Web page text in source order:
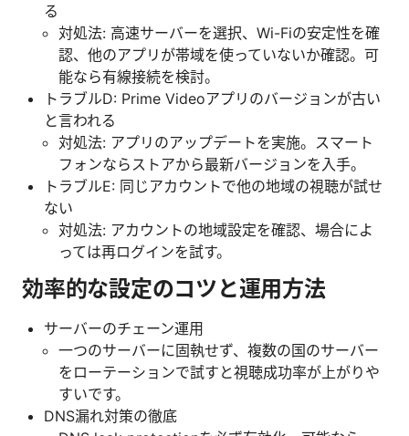
る
対処法: 高速サーバーを選択、Wi-Fiの安定性を確
認、他のアプリが帯域を使っていないか確認。可
能なら有線接続を検討。
トラブルD: Prime Videoアプリのバージョンが古い
と言われる
対処法: アプリのアップデートを実施。スマート
フォンならストアから最新バージョンを入手。
トラブルE: 同じアカウントで他の地域の視聴が試せ
ない
対処法: アカウントの地域設定を確認、場合によ
っては再ログインを試す。
効率的な設定のコツと運用方法
サーバーのチェーン運用
一つのサーバーに固執せず、複数の国のサーバー
をローテーションで試すと視聴成功率が上がりや
すいです。
DNS漏れ対策の徹底